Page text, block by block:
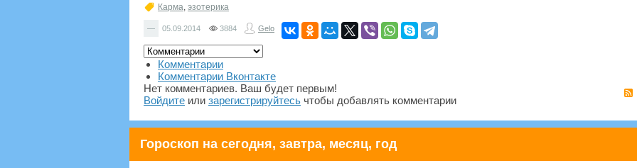
Карма, эзотерика
— 05.09.2014 3884 Gelo
Комментарии
Комментарии Вконтакте
Нет комментариев. Ваш будет первым!
Войдите или зарегистрируйтесь чтобы добавлять комментарии
Гороскоп на сегодня, завтра, месяц, год